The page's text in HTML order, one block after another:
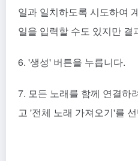
일과 일치하도록 시도하여
일을 입력할 수도 있지만 결
6. '생성' 버튼을 누릅니다.
7. 모든 노래를 함께 연결하
고 '전체 노래 가져오기'를